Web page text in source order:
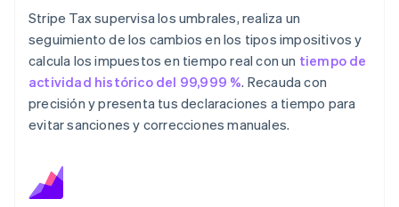
Stripe Tax supervisa los umbrales, realiza un
seguimiento de los cambios en los tipos impositivos y
calcula los impuestos en tiempo real con un tiempo de
actividad histórico del 99,999 %. Recauda con
precisión y presenta tus declaraciones a tiempo para
evitar sanciones y correcciones manuales.